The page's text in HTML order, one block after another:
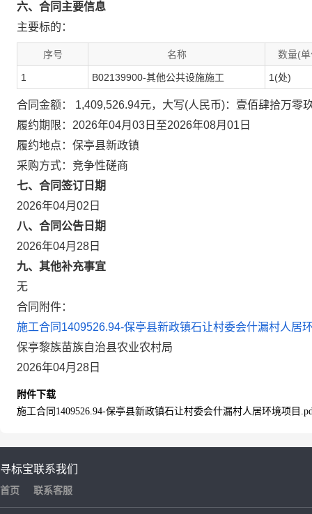
六、合同主要信息
主要标的：
序号 名称 数量(
1 B02139900-其他公共设施施工 1(处)
合同金额： 1,409,526.94元，大写(人民币)：壹佰肆拾万零
履约期限：2026年04月03日至2026年08月01日
履约地点：保亭县新政镇
采购方式：竞争性磋商
七、合同签订日期
2026年04月02日
八、合同公告日期
2026年04月28日
九、其他补充事宜
无
合同附件：
施工合同1409526.94-保亭县新政镇石让村委会什漏村人居
保亭黎族苗族自治县农业农村局
2026年04月28日
附件下载
施工合同1409526.94-保亭县新政镇石让村委会什漏村人居环境项目
寻标宝
首页
联系我们
联系客服